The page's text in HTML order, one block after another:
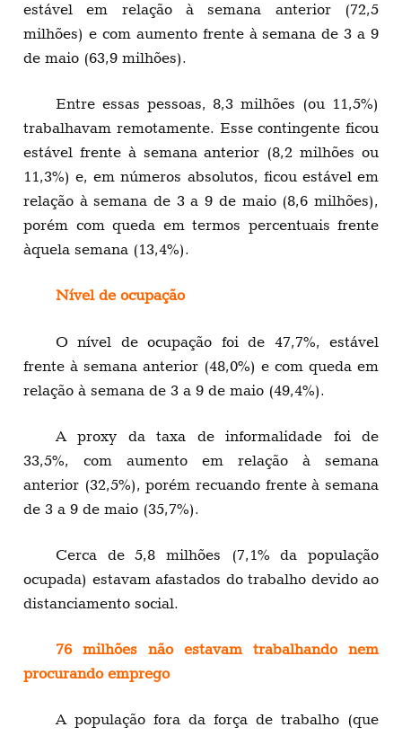
estável em relação à semana anterior (72,5
milhões) e com aumento frente à semana de 3 a 9
de maio (63,9 milhões).
Entre essas pessoas, 8,3 milhões (ou 11,5%)
trabalhavam remotamente. Esse contingente ficou
estável frente à semana anterior (8,2 milhões ou
11,3%) e, em números absolutos, ficou estável em
relação à semana de 3 a 9 de maio (8,6 milhões),
porém com queda em termos percentuais frente
àquela semana (13,4%).
Nível de ocupação
O nível de ocupação foi de 47,7%, estável
frente à semana anterior (48,0%) e com queda em
relação à semana de 3 a 9 de maio (49,4%).
A proxy da taxa de informalidade foi de
33,5%, com aumento em relação à semana
anterior (32,5%), porém recuando frente à semana
de 3 a 9 de maio (35,7%).
Cerca de 5,8 milhões (7,1% da população
ocupada) estavam afastados do trabalho devido ao
distanciamento social.
76 milhões não estavam trabalhando nem
procurando emprego
A população fora da força de trabalho (que